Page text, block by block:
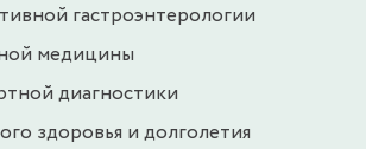
гастроэнтерологии
медицины
диагностики
здоровья и долголетия